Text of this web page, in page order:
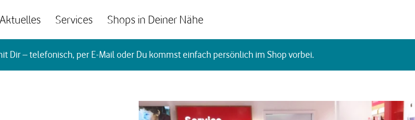
Aktuelles Services Shops in Deiner Nähe
Dir – telefonisch, per E-Mail oder Du kommst einfach persönlich im Shop vorbei.